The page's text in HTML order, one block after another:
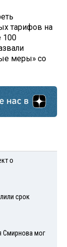
тарифов на
100
меры» со
о
срок
Смирнова мог